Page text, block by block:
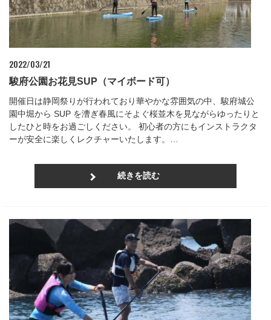
2022/03/21
駿府公園お花見SUP（マイボード可）
開催日は静岡祭りが行われており華やかな雰囲気の中、駿府城公
園中堀から SUP を漕ぎ春風にそよぐ桜並木を見ながらゆったりと
したひと時をお過ごしください。 初心者の方にもインストラクタ
ーが安全に楽しくレクチャーいたします。…
続きを読む